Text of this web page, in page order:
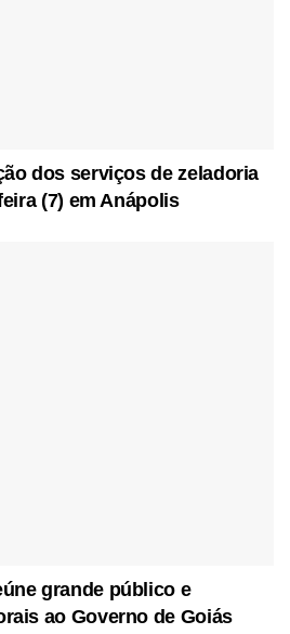
dos serviços de zeladoria
(7) em Anápolis
grande público e
ao Governo de Goiás